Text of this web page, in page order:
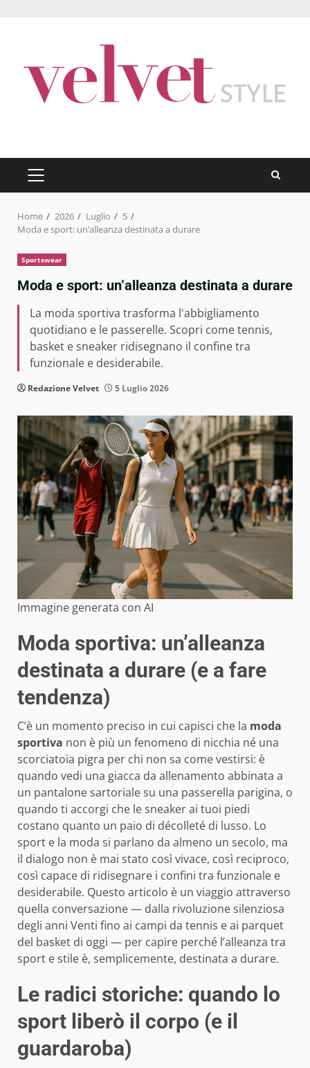
PRIMARY
MENU
Home 2026 Luglio
5
Moda e sport: un’alleanza destinata a durare
Sportswear
Moda e sport: un’alleanza destinata a durare
La moda sportiva trasforma l'abbigliamento
quotidiano e le passerelle. Scopri come tennis,
basket e sneaker ridisegnano il confine tra
funzionale e desiderabile.
Redazione Velvet 5 Luglio 2026
Immagine generata con AI
Moda sportiva: un’alleanza
destinata a durare (e a fare
tendenza)
C’è un momento preciso in cui capisci che la moda
sportiva non è più un fenomeno di nicchia né una
scorciatoia pigra per chi non sa come vestirsi: è
quando vedi una giacca da allenamento abbinata a
un pantalone sartoriale su una passerella parigina, o
quando ti accorgi che le sneaker ai tuoi piedi
costano quanto un paio di décolleté di lusso. Lo
sport e la moda si parlano da almeno un secolo, ma
il dialogo non è mai stato così vivace, così reciproco,
così capace di ridisegnare i confini tra funzionale e
desiderabile. Questo articolo è un viaggio attraverso
quella conversazione — dalla rivoluzione silenziosa
degli anni Venti fino ai campi da tennis e ai parquet
del basket di oggi — per capire perché l’alleanza tra
sport e stile è, semplicemente, destinata a durare.
Le radici storiche: quando lo
sport liberò il corpo (e il
guardaroba)